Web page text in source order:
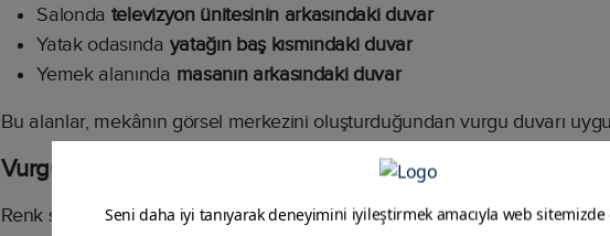
Salonda televizyon ünitesinin arkasındaki duvar
Yatak odasında yatağın baş kısmındaki duvar
Yemek alanında masanın arkasındaki duvar
Bu alanlar, mekânın görsel merkezini oluşturduğundan vurgu duvarı
Vurgu Duvarı için Hangi Renkler Seçilmeli?
Renk seçimi, accent wall uygulamasının kalbi sayılır. Kontrast yaratan